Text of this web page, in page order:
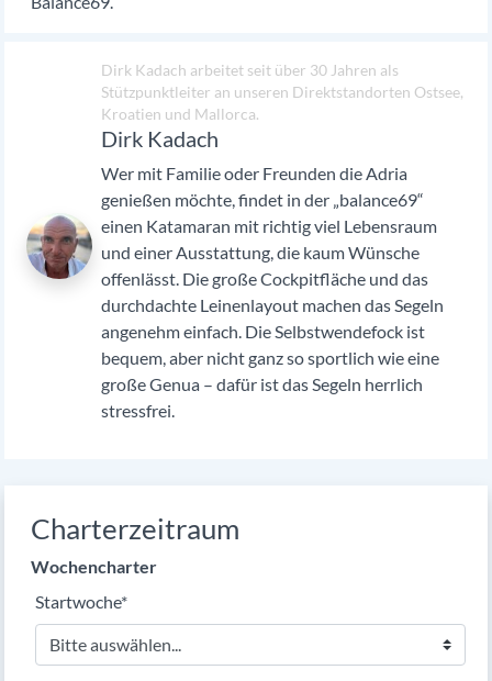
Dirk Kadach arbeitet seit über 30 Jahren als
Stützpunktleiter an unseren Direktstandorten Ostsee,
Kroatien und Mallorca.
Dirk Kadach
Wer mit Familie oder Freunden die Adria
genießen möchte, findet in der „balance69“
einen Katamaran mit richtig viel Lebensraum
und einer Ausstattung, die kaum Wünsche
offenlässt. Die große Cockpitfläche und das
durchdachte Leinenlayout machen das Segeln
angenehm einfach. Die Selbstwendefock ist
bequem, aber nicht ganz so sportlich wie eine
große Genua – dafür ist das Segeln herrlich
stressfrei.
Charterzeitraum
Wochencharter
Pflichtfeld
Startwoche*